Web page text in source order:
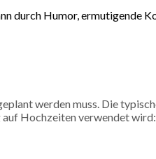
durch Humor, ermutigende
werden muss. Die
auf Hochzeiten verwendet wird: